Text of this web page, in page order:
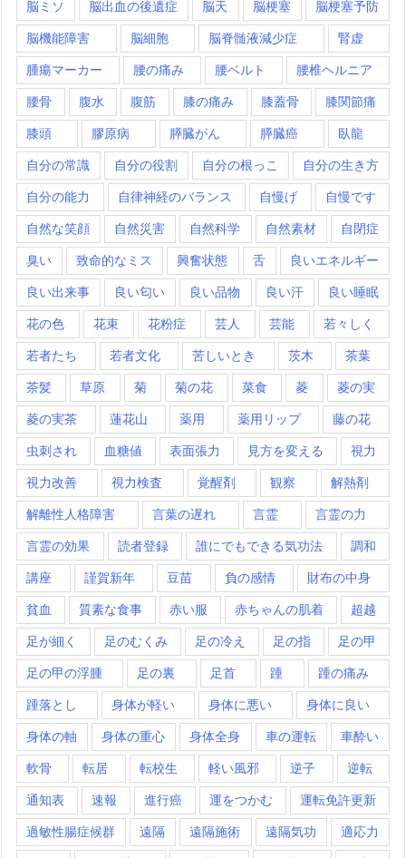
脳ミソ 脳出血の後遺症 脳天 脳梗塞 脳梗塞予防
脳機能障害 脳細胞 脳脊髄液減少症 腎虚
腫瘍マーカー 腰の痛み 腰ベルト 腰椎ヘルニア
腰骨 腹水 腹筋 膝の痛み 膝蓋骨 膝関節痛
膝頭 膠原病 膵臓がん 膵臓癌 臥龍
自分の常識 自分の役割 自分の根っこ 自分の生き方
自分の能力 自律神経のバランス 自慢げ 自慢です
自然な笑顔 自然災害 自然科学 自然素材 自閉症
臭い 致命的なミス 興奮状態 舌 良いエネルギー
良い出来事 良い匂い 良い品物 良い汗 良い睡眠
花の色 花束 花粉症 芸人 芸能 若々しく
若者たち 若者文化 苦しいとき 茨木 茶葉
茶髪 草原 菊 菊の花 菜食 菱 菱の実
菱の実茶 蓮花山 薬用 薬用リップ 藤の花
虫刺され 血糖値 表面張力 見方を変える 視力
視力改善 視力検査 覚醒剤 観察 解熱剤
解離性人格障害 言葉の遅れ 言霊 言霊の力
言霊の効果 読者登録 誰にでもできる気功法 調和
講座 謹賀新年 豆苗 負の感情 財布の中身
貧血 質素な食事 赤い服 赤ちゃんの肌着 超越
足が細く 足のむくみ 足の冷え 足の指 足の甲
足の甲の浮腫 足の裏 足首 踵 踵の痛み
踵落とし 身体が軽い 身体に悪い 身体に良い
身体の軸 身体の重心 身体全身 車の運転 車酔い
軟骨 転居 転校生 軽い風邪 逆子 逆転
通知表 速報 進行癌 運をつかむ 運転免許更新
過敏性腸症候群 遠隔 遠隔施術 遠隔気功 適応力